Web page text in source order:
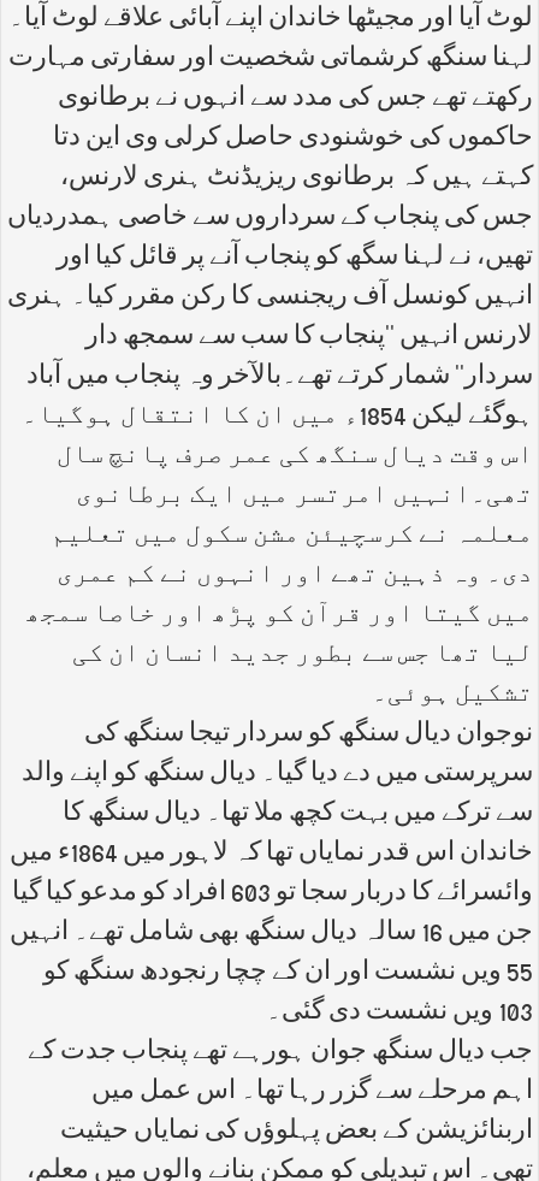
لوٹ آیا اور مجیٹھا خاندان اپنے آبائی علاقے لوٹ آیا۔
لہنا سنگھ کرشماتی شخصیت اور سفارتی مہارت
رکھتے تھے جس کی مدد سے انہوں نے برطانوی
حاکموں کی خوشنودی حاصل کرلی وی این دتا
کہتے ہیں کہ برطانوی ریزیڈنٹ ہنری لارنس،
جس کی پنجاب کے سرداروں سے خاصی ہمدردیاں
تھیں، نے لہنا سگھ کو پنجاب آنے پر قائل کیا اور
انہیں کونسل آف ریجنسی کا رکن مقرر کیا۔ ہنری
لارنس انہیں ''پنجاب کا سب سے سمجھ دار
سردار'' شمار کرتے تھے۔بالآخر وہ پنجاب میں آباد
ہوگئے لیکن 1854ء میں ان کا انتقال ہوگیا۔
اس وقت دیال سنگھ کی عمر صرف پانچ سال
تھی۔انہیں امرتسر میں ایک برطانوی
معلمہ نے کرسچیئن مشن سکول میں تعلیم
دی۔ وہ ذہین تھے اور انہوں نے کم عمری
میں گیتا اور قرآن کو پڑھ اور خاصا سمجھ
لیا تھا جس سے بطور جدید انسان ان کی
تشکیل ہوئی۔
نوجوان دیال سنگھ کو سردار تیجا سنگھ کی
سرپرستی میں دے دیا گیا۔ دیال سنگھ کو اپنے والد
سے ترکے میں بہت کچھ ملا تھا۔ دیال سنگھ کا
خاندان اس قدر نمایاں تھا کہ لاہور میں 1864ء میں
وائسرائے کا دربار سجا تو 603 افراد کو مدعو کیا گیا
جن میں 16 سالہ دیال سنگھ بھی شامل تھے۔ انہیں
55 ویں نشست اور ان کے چچا رنجودھ سنگھ کو
103 ویں نشست دی گئی۔
جب دیال سنگھ جوان ہورہے تھے پنجاب جدت کے
اہم مرحلے سے گزر رہا تھا۔ اس عمل میں
اربنائزیشن کے بعض پہلوؤں کی نمایاں حیثیت
تھی۔ اس تبدیلی کو ممکن بنانے والوں میں معلم،